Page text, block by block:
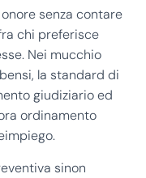
senza contare
chi preferisce
Nei mucchio
la standard di
giudiziario ed
ordinamento
sinon